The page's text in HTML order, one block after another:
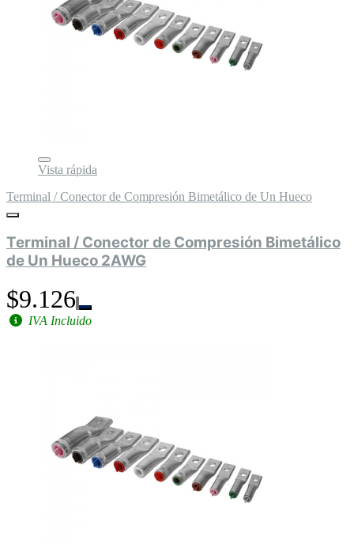
Vista rápida
Terminal / Conector de Compresión Bimetálico de Un Hueco
Terminal / Conector de Compresión Bimetálico
de Un Hueco 2AWG
$9.126
IVA Incluido